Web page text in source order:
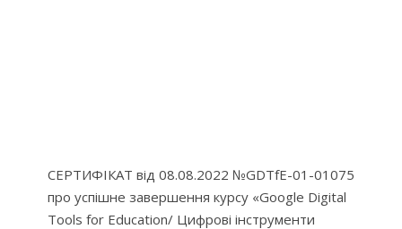
СЕРТИФІКАТ від 08.08.2022 №GDTfE-01-01075
про успішне завершення курсу «Google Digital
Tools for Education/ Цифрові інструменти